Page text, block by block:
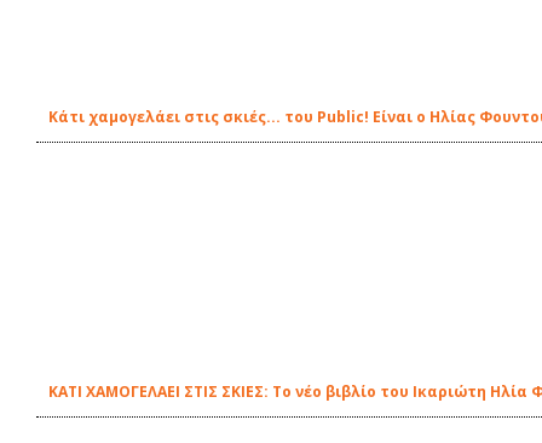
Kάτι χαμογελάει στις σκιές... του Public! Είναι ο Ηλίας
ΚΑΤΙ ΧΑΜΟΓΕΛΑΕΙ ΣΤΙΣ ΣΚΙΕΣ: Το νέο βιβλίο του Ικαριώτη Ηλία